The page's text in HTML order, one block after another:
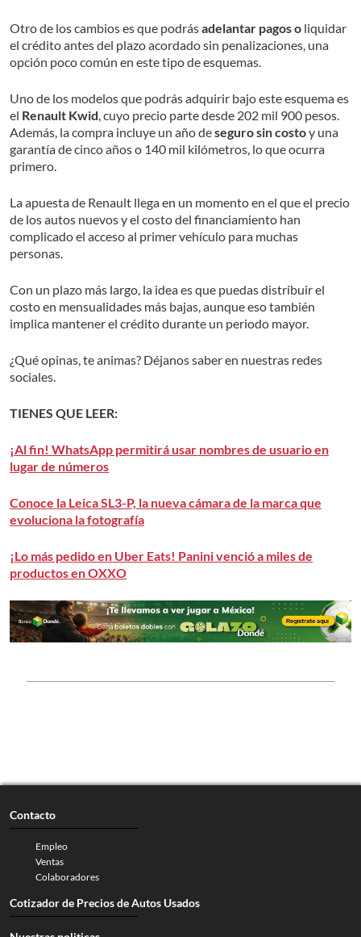
Otro de los cambios es que podrásadelantar pagos o liquidar
el crédito antes del plazo acordado sin penalizaciones, una
opción poco común en este tipo de esquemas.
Uno de los modelos que podrás adquirir bajo este esquema es
el Renault Kwid , cuyo precio parte desde 202 mil 900 pesos.
Además, la compra incluye un año deseguro sin costoy una
garantía de cinco años o 140 mil kilómetros, lo que ocurra
primero.
La apuesta de Renault llega en un momento en el que el precio
de los autos nuevos y el costo del financiamiento han
complicado el acceso al primer vehículo para muchas
personas.
Con un plazo más largo, la idea es que puedas distribuir el
costo en mensualidades más bajas, aunque eso también
implica mantener el crédito durante un periodo mayor.
¿Qué opinas, te animas? Déjanos saber en nuestras redes
sociales.
TIENES QUE LEER:
¡Al fin! WhatsApp permitirá usar nombres de usuario en
lugar de números
Conoce la Leica SL3-P, la nueva cámara de la marca que
evoluciona la fotografía
¡Lo más pedido en Uber Eats! Panini venció a miles de
productos en OXXO
Contacto
Empleo
Ventas
Colaboradores
Cotizador de Precios de Autos Usados